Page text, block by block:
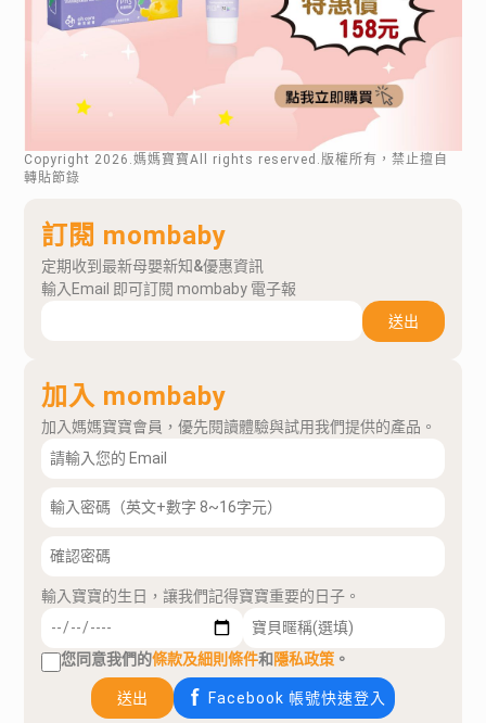
Copyright 2026 .媽媽寶寶All rights reserved.版權所有，禁止擅自
轉貼節錄
訂閱 mombaby
定期收到最新母嬰新知&優惠資訊
輸入Email 即可訂閱 mombaby 電子報
送出
加入 mombaby
加入媽媽寶寶會員，優先閱讀體驗與試用我們提供的產品。
輸入寶寶的生日，讓我們記得寶寶重要的日子。
您同意我們的條款及細則條件和隱私政策 。
送出 Facebook 帳號快速登入